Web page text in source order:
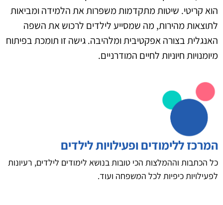
הוא קריטי. שיטות מתקדמות משפרות את הלמידה ומביאות
לתוצאות מהירות, מה שמסייע לילדים לרכוש את השפה
האנגלית בצורה אפקטיבית ומלהיבה. גישה זו תומכת בפיתוח
מיומנויות חיוניות לחיים המודרניים.
המרכז ללימודים ופעילויות לילדים
כל הכתבות וההמלצות הכי טובות בנושא לימודים לילדים, רעיונות
לפעילויות כיפיות לכל המשפחה ועוד.